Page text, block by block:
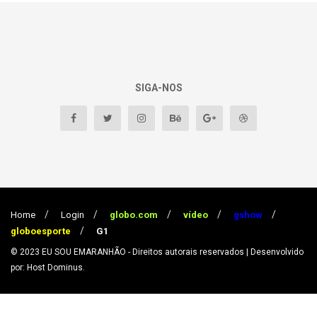
SIGA-NOS
Home Login globo.com vídeo
gshow
globoesporte
G1
© 2023 EU SOU EMARANHÃO - Direitos autorais reservados | Desenvolvido
por: Host Dominus.